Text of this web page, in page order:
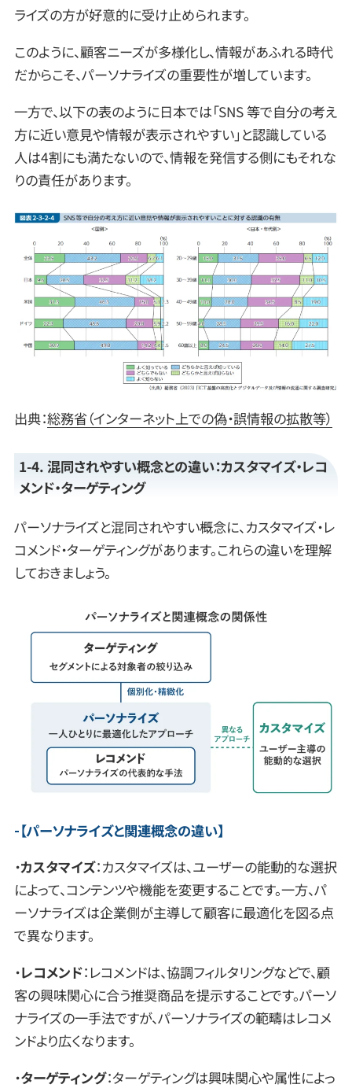
ライズの方が好意的に受け止められます。
このように、顧客ニーズが多様化し、情報があふれる時代
だからこそ、パーソナライズの重要性が増しています。
一方で、以下の表のように日本では「SNS 等で自分の考え
方に近い意見や情報が表示されやすい」と認識している
人は4割にも満たないので、情報を発信する側にもそれな
りの責任があります。
出典：総務省（インターネット上での偽・誤情報の拡散等）
1-4. 混同されやすい概念との違い：カスタマイズ・レコ
メンド・ターゲティング
パーソナライズと混同されやすい概念に、カスタマイズ・レ
コメンド・ターゲティングがあります。これらの違いを理解
しておきましょう。
【パーソナライズと関連概念の違い】
・カスタマイズ：カスタマイズは、ユーザーの能動的な選択
によって、コンテンツや機能を変更することです。一方、パ
ーソナライズは企業側が主導して顧客に最適化を図る点
で異なります。
・レコメンド：レコメンドは、協調フィルタリングなどで、顧
客の興味関心に合う推奨商品を提示することです。パーソ
ナライズの一手法ですが、パーソナライズの範疇はレコメ
ンドより広くなります。
・ターゲティング：ターゲティングは興味関心や属性によっ